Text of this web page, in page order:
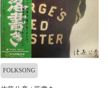
FOLKSONG